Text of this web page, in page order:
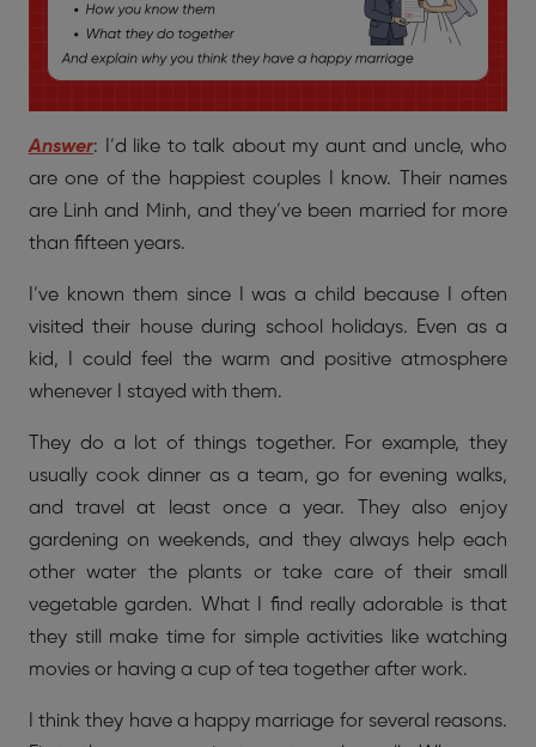
Answer: I’d like to talk about my aunt and uncle, who
are one of the happiest couples I know. Their names
are Linh and Minh, and they’ve been married for more
than fifteen years.
I’ve known them since I was a child because I often
visited their house during school holidays. Even as a
kid, I could feel the warm and positive atmosphere
whenever I stayed with them.
They do a lot of things together. For example, they
usually cook dinner as a team, go for evening walks,
and travel at least once a year. They also enjoy
gardening on weekends, and they always help each
other water the plants or take care of their small
vegetable garden. What I find really adorable is that
they still make time for simple activities like watching
movies or having a cup of tea together after work.
I think they have a happy marriage for several reasons.